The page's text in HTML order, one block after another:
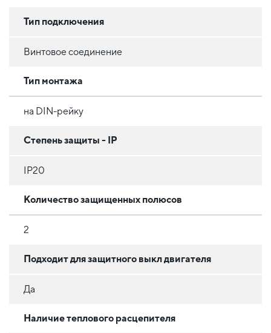
Тип подключения
Винтовое соединение
Тип монтажа
на DIN-рейку
Степень защиты - IP
IP20
Количество защищенных полюсов
2
Подходит для защитного выкл двигателя
Да
Наличие теплового расцепителя